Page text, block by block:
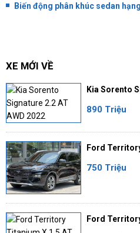
Biến động phân khúc sedan
XE MỚI VỀ
Kia Sorento
890 Triệu
Ford
750 Triệu
Ford